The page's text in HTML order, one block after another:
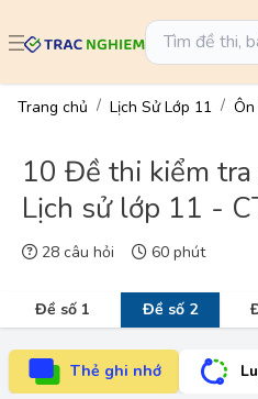
Trang chủ Lịch Sử Lớp 11
10 Đề thi kiểm tra
Lịch sử lớp 11 -
28 câu hỏi 60 phút
Đề số 1 Đề số 2
Thẻ ghi nhớ